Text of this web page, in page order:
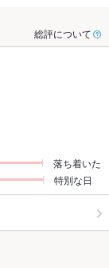
総評について
落ち着いた
特別な日